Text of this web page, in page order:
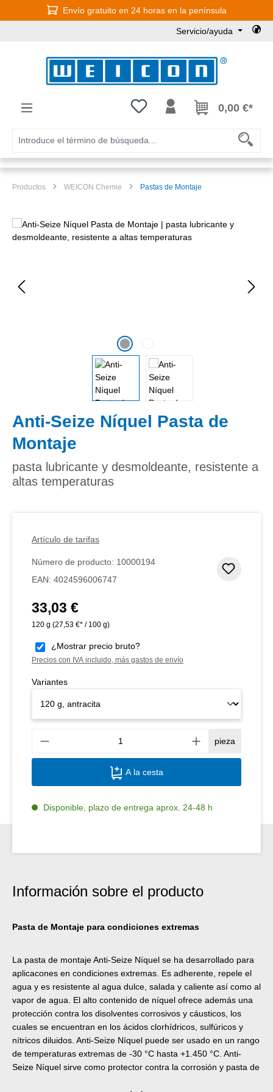
Saltar al contenido principalEnvío gratuito en 24 horas en la península
Servicio/ayuda
Tienes 0 artículos en tu lista de
0,00 €*
Productos WEICON Chemie Pastas de Montaje
Omitir galería de imágenes
Anti-Seize Níquel Pasta de
Montaje
pasta lubricante y desmoldeante, resistente a
altas temperaturas
Artículo de tarifas
Número de producto: 10000194
EAN: 4024596006747
Precio normal:
33,03 €
120 g (27,53 €* / 100 g)
¿Mostrar precio bruto?
Precios con IVA incluido, más gastos de envío
Variantes
pieza
A la cesta
Disponible, plazo de entrega aprox. 24-48 h
Información sobre el producto
Pasta de Montaje para condiciones extremas
La pasta de montaje Anti-Seize Níquel se ha desarrollado para
aplicacones en condiciones extremas. Es adherente, repele el
agua y es resistente al agua dulce, salada y caliente así como al
vapor de agua. El alto contenido de níquel ofrece además una
protección contra los disolventes corrosivos y cáusticos, los
cuales se encuentran en los ácidos clorhídricos, sulfúricos y
nítricos diluidos. Anti-Seize Níquel puede ser usado en un rango
de temperaturas extremas de -30 °C hasta +1.450 °C. Anti-
Seize Níquel sirve como protector contra la corrosión y pasta de